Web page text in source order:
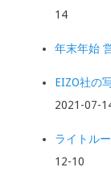
14
年末年始
EIZO社の
2021-07-
ライトル
12-10